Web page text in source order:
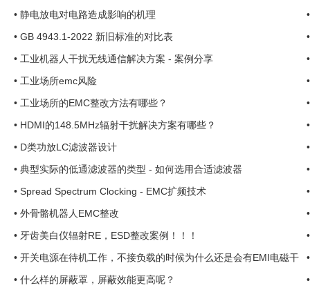
• 静电放电对电路造成影响的机理
• GB 4943.1-2022 新旧标准的对比表
• 工业机器人干扰无线通信解决方案 - 案例分享
• 工业场所emc风险
• 工业场所的EMC整改方法有哪些？
• HDMI的148.5MHz辐射干扰解决方案有哪些？
• D类功放LC滤波器设计
• 典型实际的低通滤波器的类型 - 如何选用合适滤波器
• Spread Spectrum Clocking - EMC扩频技术
• 外骨骼机器人EMC整改
• 牙齿美白仪辐射RE，ESD整改案例！！！
• 开关电源在待机工作，不接负载的时候为什么还是会有EMI电磁干
扰出来？ ...
• 什么样的屏蔽罩，屏蔽效能更高呢？